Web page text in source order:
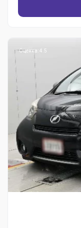
Оценка: 4.5